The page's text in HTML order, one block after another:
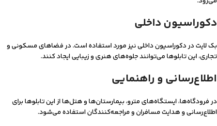
دکوراسیون داخلی
بک لایت در دکوراسیون داخلی نیز مورد استفاده است. در فضاهای مسکونی و
تجاری، این تابلوها می‌توانند جلوه‌های هنری و زیبایی ایجاد کنند.
اطلاع‌رسانی و راهنمایی
در فرودگاه‌ها، ایستگاه‌های مترو، بیمارستان‌ها و هتل‌ها از این تابلوها برای
اطلاع‌رسانی و هدایت مسافران و مراجعه‌کنندگان استفاده می‌شود.